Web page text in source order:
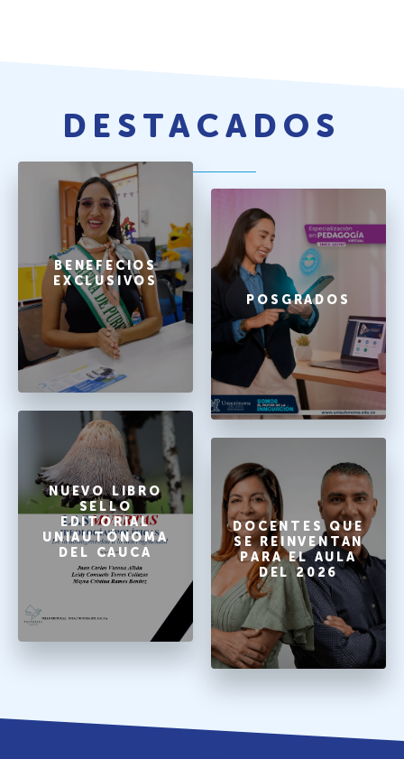
DESTACADOS
BENEFECIOS
EXCLUSIVOS
POSGRADOS
NUEVO LIBRO
SELLO
EDITORIAL
UNIAUTÓNOMA
DEL CAUCA
DOCENTES QUE
SE REINVENTAN
PARA EL AULA
DEL 2026